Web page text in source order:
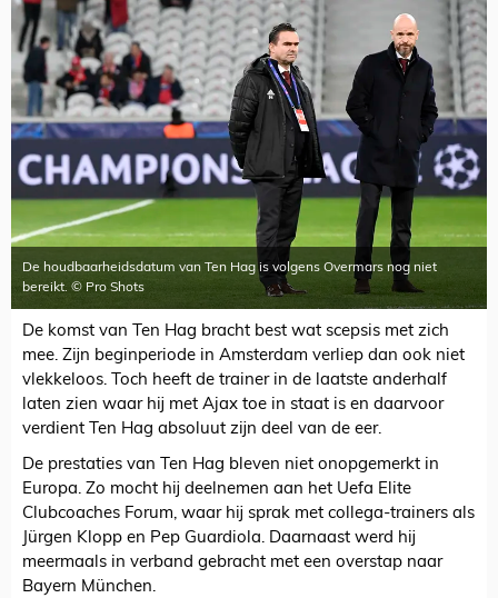
De houdbaarheidsdatum van Ten Hag is volgens Overmars nog niet
bereikt. © Pro Shots
De komst van Ten Hag bracht best wat scepsis met zich
mee. Zijn beginperiode in Amsterdam verliep dan ook niet
vlekkeloos. Toch heeft de trainer in de laatste anderhalf
laten zien waar hij met Ajax toe in staat is en daarvoor
verdient Ten Hag absoluut zijn deel van de eer.
De prestaties van Ten Hag bleven niet onopgemerkt in
Europa. Zo mocht hij deelnemen aan het Uefa Elite
Clubcoaches Forum, waar hij sprak met collega-trainers als
Jürgen Klopp en Pep Guardiola. Daarnaast werd hij
meermaals in verband gebracht met een overstap naar
Bayern München.